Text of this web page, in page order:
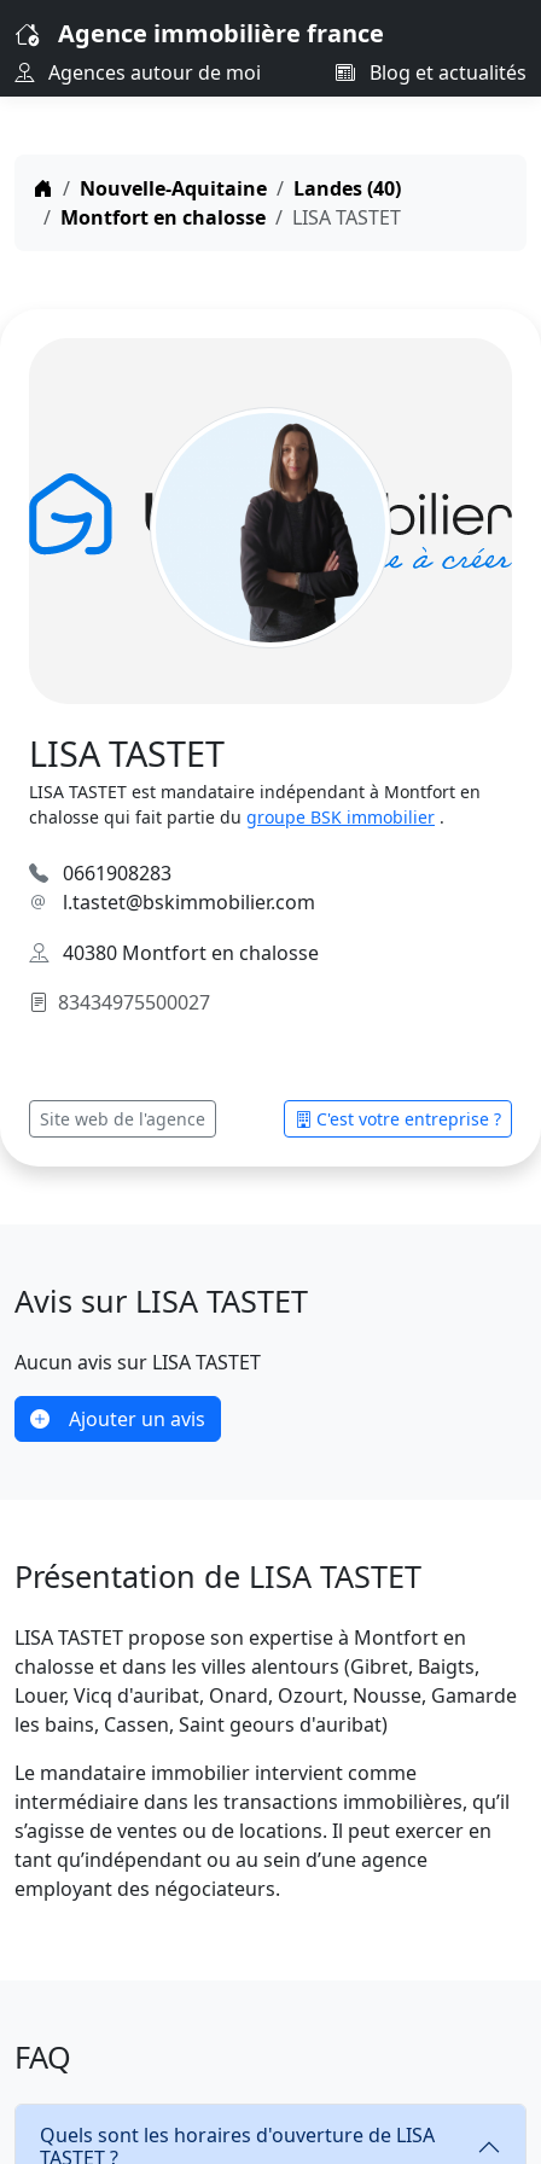
Agence immobilière france
Agences autour de moi Blog et actualités
Nouvelle-Aquitaine
Landes (40)
Montfort en chalosse
LISA TASTET
LISA TASTET
LISA TASTET est mandataire indépendant à Montfort en
chalosse qui fait partie du groupe BSK immobilier .
0661908283
l.tastet@bskimmobilier.com
40380 Montfort en chalosse
83434975500027
Site web de l'agence C'est votre entreprise ?
Avis sur LISA TASTET
Aucun avis sur LISA TASTET
Ajouter un avis
Présentation de LISA TASTET
LISA TASTET propose son expertise à Montfort en
chalosse et dans les villes alentours (Gibret, Baigts,
Louer, Vicq d'auribat, Onard, Ozourt, Nousse, Gamarde
les bains, Cassen, Saint geours d'auribat)
Le mandataire immobilier intervient comme
intermédiaire dans les transactions immobilières, qu’il
s’agisse de ventes ou de locations. Il peut exercer en
tant qu’indépendant ou au sein d’une agence
employant des négociateurs.
FAQ
Quels sont les horaires d'ouverture de LISA
TASTET ?